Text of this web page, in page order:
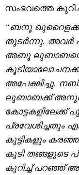
സംഭവത്തെ
“ബനൂ
തുടർന്നു. അവർ
അബൂ ലുബാബയെ
അപേക്ഷിച്ചു.
ലുബാബക്ക്
കോട്ടകളിലേക്ക്
പ്രവേശിച്ചതും
കുട്ടികളും കരഞ്ഞു
കൂടി തങ്ങളുടെ
കുറിച്ച് പറഞ്ഞ്